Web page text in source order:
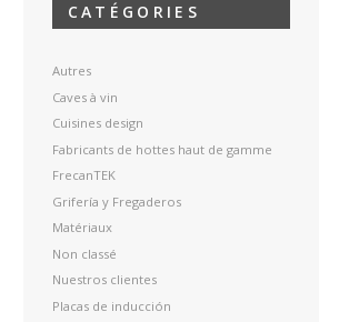
CATÉGORIES
Autres
Caves à vin
Cuisines design
Fabricants de hottes haut de gamme
FrecanTEK
Grifería y Fregaderos
Matériaux
Non classé
Nuestros clientes
Placas de inducción